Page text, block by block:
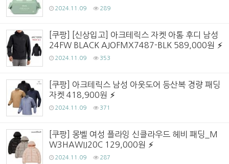
2024.11.09 289
[쿠팡] [신상입고] 아크테릭스 자켓 아톰 후디 남성
24FW BLACK AJOFMX7487-BLK 589,000원
2024.11.09 353
[쿠팡] 아크테릭스 남성 아웃도어 등산복 경량 패딩
자켓 418,900원
2024.11.09 371
[쿠팡] 몽벨 여성 플라잉 신클라우드 헤비 패딩_M
W3HAWIJ20C 129,000원
2024.11.09 287